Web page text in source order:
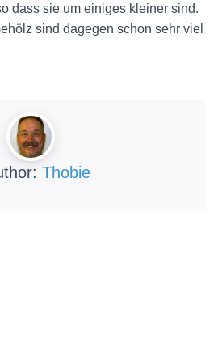
dass sie um einiges kleiner sind.
sind dagegen schon sehr viel
Thobie